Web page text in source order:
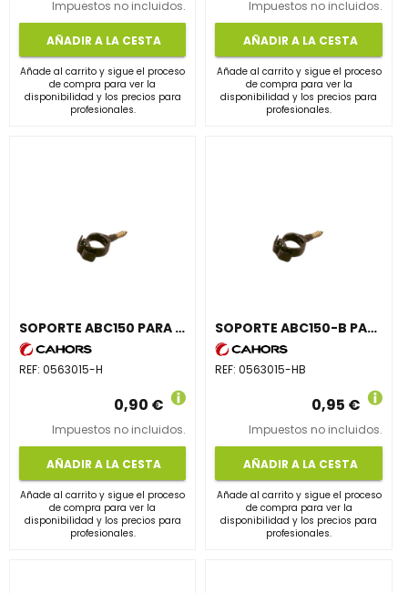
Impuestos no incluidos.
AÑADIR A LA CESTA
Añade al carrito y sigue el proceso
de compra para ver la
disponibilidad y los precios para
profesionales.
Impuestos no incluidos.
AÑADIR A LA CESTA
Añade al carrito y sigue el proceso
de compra para ver la
disponibilidad y los precios para
profesionales.
SOPORTE ABC150 PARA ACOMETIDA CON CIERRE HEBILLA
REF: 0563015-H
0,90 €
Impuestos no incluidos.
AÑADIR A LA CESTA
Añade al carrito y sigue el proceso
de compra para ver la
disponibilidad y los precios para
profesionales.
SOPORTE ABC150-B PARA ACOMETIDA CON CIERRE HEBILLA
REF:0563015-HB
0,95 €
Impuestos no incluidos.
AÑADIR A LA CESTA
Añade al carrito y sigue el proceso
de compra para ver la
disponibilidad y los precios para
profesionales.